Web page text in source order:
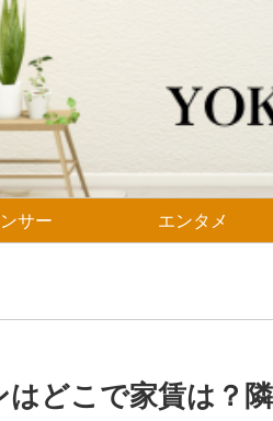
サー エンタメ
どこで家賃は？